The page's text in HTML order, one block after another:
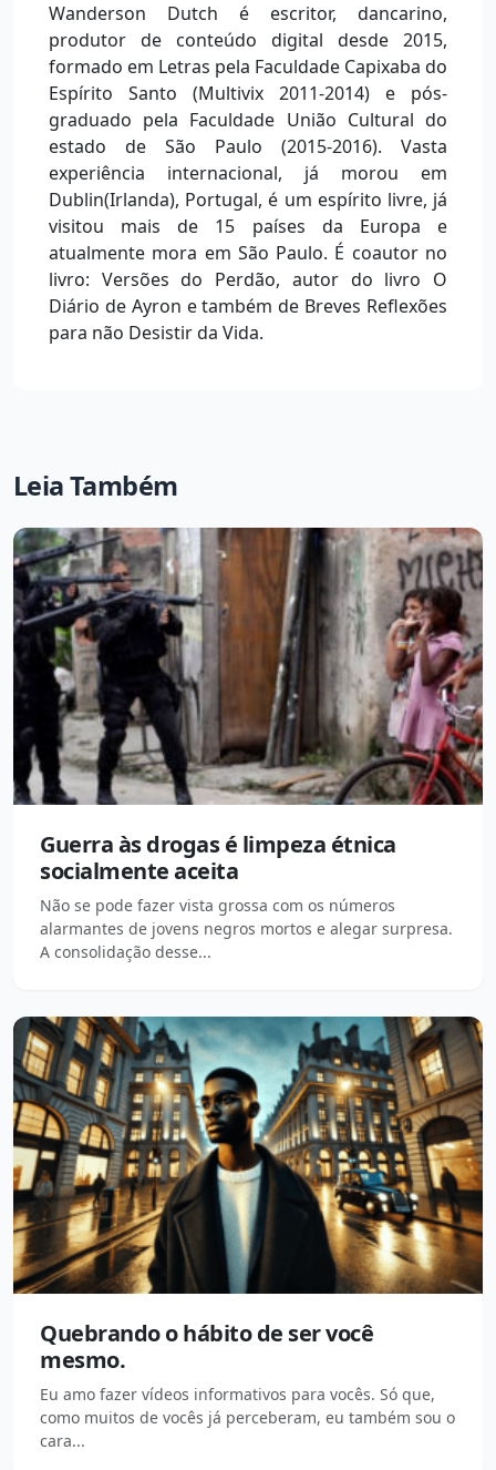
Wanderson Dutch é escritor, dancarino,
produtor de conteúdo digital desde 2015,
formado em Letras pela Faculdade Capixaba do
Espírito Santo (Multivix 2011-2014) e pós-
graduado pela Faculdade União Cultural do
estado de São Paulo (2015-2016). Vasta
experiência internacional, já morou em
Dublin(Irlanda), Portugal, é um espírito livre, já
visitou mais de 15 países da Europa e
atualmente mora em São Paulo. É coautor no
livro: Versões do Perdão, autor do livro O
Diário de Ayron e também de Breves Reflexões
para não Desistir da Vida.
Leia Também
Guerra às drogas é limpeza étnica
socialmente aceita
Não se pode fazer vista grossa com os números
alarmantes de jovens negros mortos e alegar surpresa.
A consolidação desse...
Quebrando o hábito de ser você
mesmo.
Eu amo fazer vídeos informativos para vocês. Só que,
como muitos de vocês já perceberam, eu também sou o
cara...